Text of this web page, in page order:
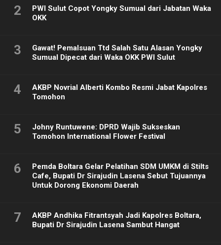
2
PWI Sulut Copot Yongky Sumual dari Jabatan Waka
OKK
3
Gawat! Pemalsuan Ttd Salah Satu Alasan Yongky
Sumual Dipecat dari Waka OKK PWI Sulut
4
AKBP Novrial Alberti Kombo Resmi Jabat Kapolres
Tomohon
5
Johny Runtuwene: DPRD Wajib Sukseskan
Tomohon International Flower Festival
6
Pemda Boltara Gelar Pelatihan SDM UMKM di Stilts
Cafe, Bupati Dr Sirajudin Lasena Sebut Tujuannya
Untuk Dorong Ekonomi Daerah
7
AKBP Andhika Fitrantsyah Jadi Kapolres Boltara,
Bupati Dr Sirajudin Lasena Sambut Hangat